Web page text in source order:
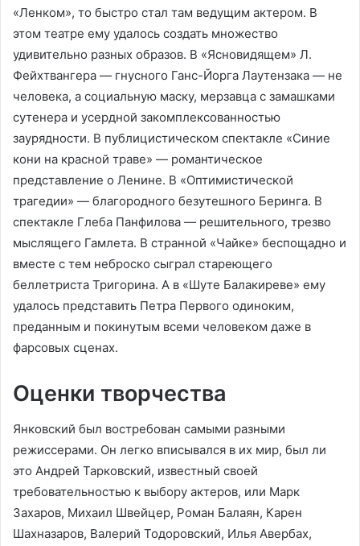
«Ленком», то быстро стал там ведущим актером. В
этом театре ему удалось создать множество
удивительно разных образов. В «Ясновидящем» Л.
Фейхтвангера — гнусного Ганс-Йорга Лаутензака — не
человека, а социальную маску, мерзавца с замашками
сутенера и усердной закомплексованностью
заурядности. В публицистическом спектакле «Синие
кони на красной траве» — романтическое
представление о Ленине. В «Оптимистической
трагедии» — благородного безутешного Беринга. В
спектакле Глеба Панфилова — решительного, трезво
мыслящего Гамлета. В странной «Чайке» беспощадно и
вместе с тем неброско сыграл стареющего
беллетриста Тригорина. А в «Шуте Балакиреве» ему
удалось представить Петра Первого одиноким,
преданным и покинутым всеми человеком даже в
фарсовых сценах.
Оценки творчества
Янковский был востребован самыми разными
режиссерами. Он легко вписывался в их мир, был ли
это Андрей Тарковский, известный своей
требовательностью к выбору актеров, или Марк
Захаров, Михаил Швейцер, Роман Балаян, Карен
Шахназаров, Валерий Тодоровский, Илья Авербах,